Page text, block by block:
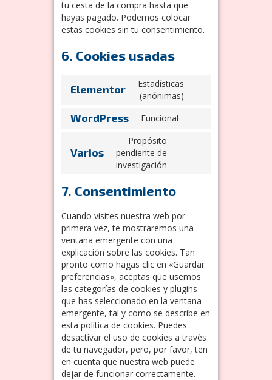
tu cesta de la compra hasta que
hayas pagado. Podemos colocar
estas cookies sin tu consentimiento.
6. Cookies usadas
Elementor
Estadísticas
(anónimas)
WordPress Funcional
Varios
Propósito
pendiente de
investigación
varios
7. Consentimiento
Cuando visites nuestra web por
primera vez, te mostraremos una
ventana emergente con una
explicación sobre las cookies. Tan
pronto como hagas clic en «Guardar
preferencias», aceptas que usemos
las categorías de cookies y plugins
que has seleccionado en la ventana
emergente, tal y como se describe en
esta política de cookies. Puedes
desactivar el uso de cookies a través
de tu navegador, pero, por favor, ten
en cuenta que nuestra web puede
dejar de funcionar correctamente.